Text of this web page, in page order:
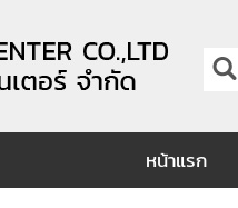
หน้าแรก